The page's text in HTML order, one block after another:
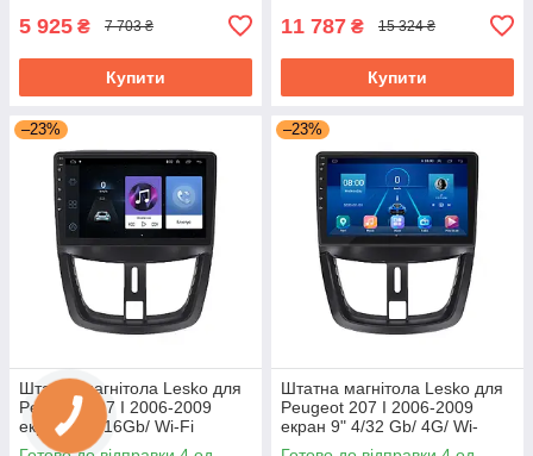
5 925 ₴ 7 703 ₴
Купити
11 787 ₴ 15 324 ₴
Купити
–23%
Штатна магнітола Lesko для
Peugeot 207 I 2006-2009
екран 9" 1/16Gb/ Wi-Fi
Optima GPS Android Пожо
–23%
Штатна магнітола Lesko для
Peugeot 207 I 2006-2009
екран 9" 4/32 Gb/ 4G/ Wi-
Fi/CarPlay Top GPS Android